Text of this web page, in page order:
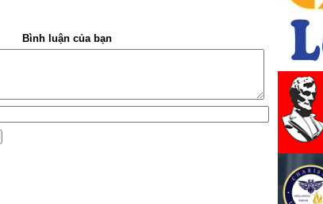
Bình luận của bạn